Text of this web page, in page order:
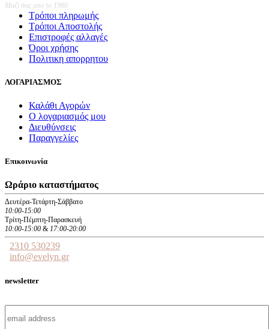
Μαζί σας απο το 1980
Τρόποι πληρωμής
Τρόποι Αποστολής
Επιστροφές αλλαγές
Όροι χρήσης
Πολιτικη απορρητου
ΛΟΓΑΡΙΑΣΜΟΣ
Καλάθι Αγορών
Ο λογαριασμός μου
Διευθύνσεις
Παραγγελίες
Επικοινωνία
Ωράριο καταστήματος
Δευτέρα-Τετάρτη-Σάββατο
10:00-15:00
Τρίτη-Πέμπτη-Παρασκευή
10:00-15:00 & 17:00-20:00
2310 530239
info@evelyn.gr
newsletter